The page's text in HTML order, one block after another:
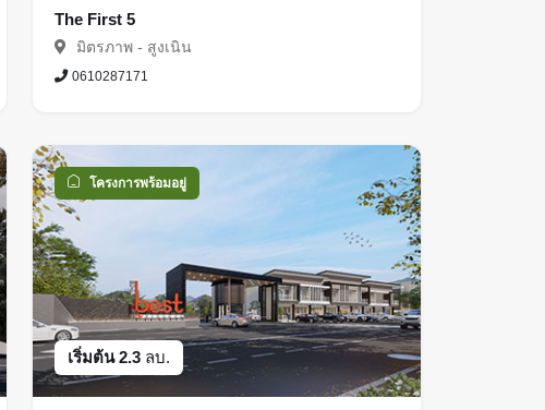
The First 5
มิตรภาพ - สูงเนิน
0610287171
โครงการพร้อมอยู่
เริ่มต้น 2.3 ลบ.